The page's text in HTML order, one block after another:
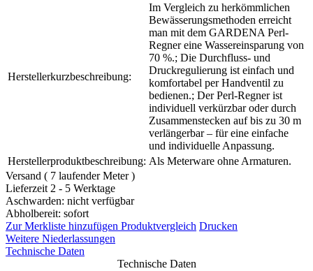
Herstellerkurzbeschreibung:
Im Vergleich zu herkömmlichen
Bewässerungsmethoden erreicht
man mit dem GARDENA Perl-
Regner eine Wassereinsparung von
70 %.; Die Durchfluss- und
Druckregulierung ist einfach und
komfortabel per Handventil zu
bedienen.; Der Perl-Regner ist
individuell verkürzbar oder durch
Zusammenstecken auf bis zu 30 m
verlängerbar – für eine einfache
und individuelle Anpassung.
Herstellerproduktbeschreibung: Als Meterware ohne Armaturen.
Versand ( 7 laufender Meter )
Lieferzeit 2 - 5 Werktage
Aschwarden: nicht verfügbar
Abholbereit: sofort
Zur Merkliste hinzufügen Produktvergleich Drucken
Weitere Niederlassungen
Technische Daten
Technische Daten